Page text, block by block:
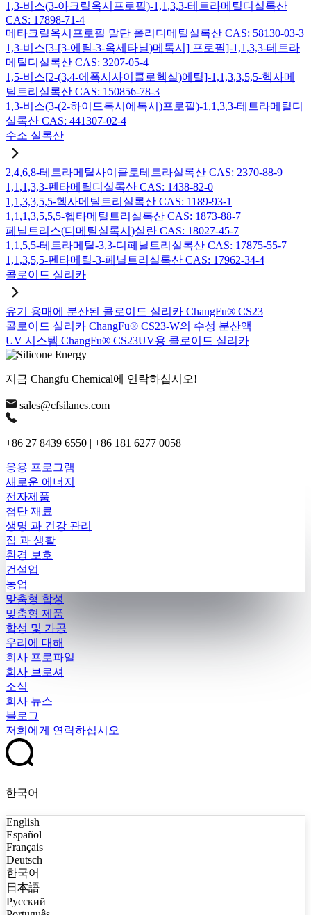
1,3-비스(3-아크릴옥시프로필)-1,1,3,3-테트라메틸디실록산
CAS: 17898-71-4
메타크릴옥시프로필 말단 폴리디메틸실록산 CAS: 58130-03-3
1,3-비스[3-[3-에틸-3-옥세타닐)메톡시] 프로필]-1,1,3,3-테트라
메틸디실록산 CAS: 3207-05-4
1,5-비스[2-(3,4-에폭시사이클로헥실)에틸]-1,1,3,3,5,5-헥사메
틸트리실록산 CAS: 150856-78-3
1,3-비스(3-(2-하이드록시에톡시)프로필)-1,1,3,3-테트라메틸디
실록산 CAS: 441307-02-4
수소 실록산
2,4,6,8-테트라메틸사이클로테트라실록산 CAS: 2370-88-9
1,1,1,3,3-펜타메틸디실록산 CAS: 1438-82-0
1,1,3,3,5,5-헥사메틸트리실록산 CAS: 1189-93-1
1,1,1,3,5,5,5-헵타메틸트리실록산 CAS: 1873-88-7
페닐트리스(디메틸실록시)실란 CAS: 18027-45-7
1,1,5,5-테트라메틸-3,3-디페닐트리실록산 CAS: 17875-55-7
1,1,3,5,5-펜타메틸-3-페닐트리실록산 CAS: 17962-34-4
콜로이드 실리카
유기 용매에 분산된 콜로이드 실리카 ChangFu® CS23
콜로이드 실리카 ChangFu® CS23-W의 수성 분산액
UV 시스템 ChangFu® CS23UV용 콜로이드 실리카
지금 Changfu Chemical에 연락하십시오!
sales@cfsilanes.com
+86 27 8439 6550 | +86 181 6277 0058
응용 프로그램
새로운 에너지
전자제품
첨단 재료
생명 과 건강 관리
집 과 생활
환경 보호
건설업
농업
맞춤형 합성
맞춤형 제품
합성 및 가공
우리에 대해
회사 프로파일
회사 브로셔
소식
회사 뉴스
블로그
저희에게 연락하십시오
한국어
English
Español
Français
Deutsch
한국어
日本語
Русский